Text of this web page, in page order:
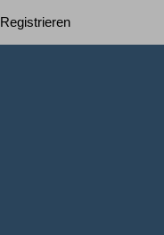
Registrieren